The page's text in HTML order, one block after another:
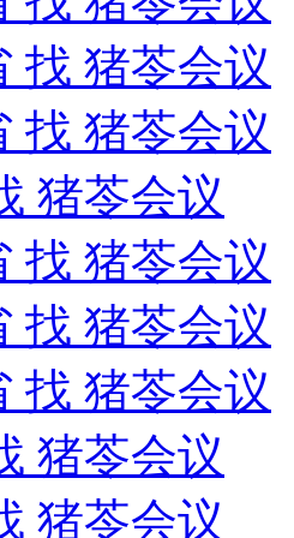
找 猪苓会议
找 猪苓会议
猪苓会议
找 猪苓会议
找 猪苓会议
找 猪苓会议
猪苓会议
猪苓会议